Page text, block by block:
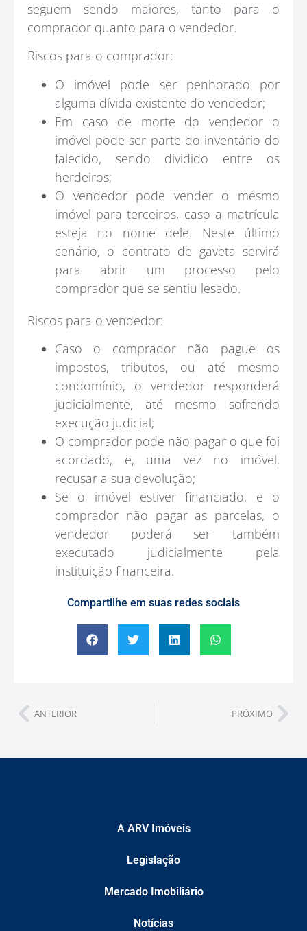
seguem sendo maiores, tanto para o
comprador quanto para o vendedor.
Riscos para o comprador:
O imóvel pode ser penhorado por
alguma dívida existente do vendedor;
Em caso de morte do vendedor o
imóvel pode ser parte do inventário do
falecido, sendo dividido entre os
herdeiros;
O vendedor pode vender o mesmo
imóvel para terceiros, caso a matrícula
esteja no nome dele. Neste último
cenário, o contrato de gaveta servirá
para abrir um processo pelo
comprador que se sentiu lesado.
Riscos para o vendedor:
Caso o comprador não pague os
impostos, tributos, ou até mesmo
condomínio, o vendedor responderá
judicialmente, até mesmo sofrendo
execução judicial;
O comprador pode não pagar o que foi
acordado, e, uma vez no imóvel,
recusar a sua devolução;
Se o imóvel estiver financiado, e o
comprador não pagar as parcelas, o
vendedor poderá ser também
executado judicialmente pela
instituição financeira.
Compartilhe em suas redes sociais
ANTERIOR PRÓXIMO
A ARV Imóveis
Legislação
Mercado Imobiliário
Notícias